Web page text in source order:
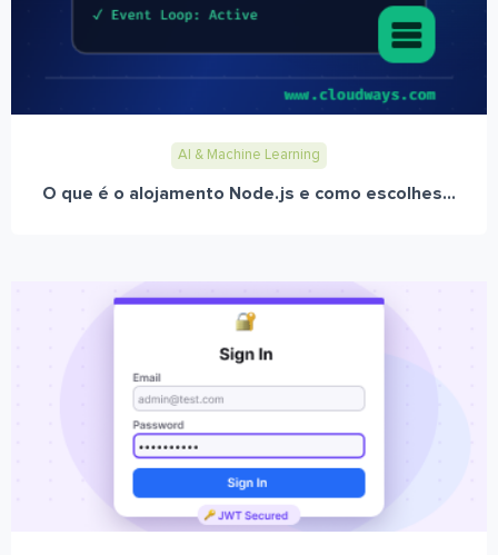
AI & Machine Learning
O que é o alojamento Node.js e como escolhes...